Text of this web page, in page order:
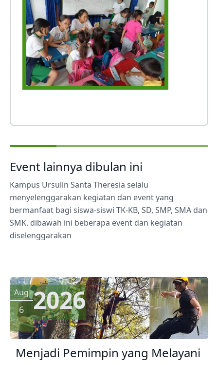
Event lainnya dibulan ini
Kampus Ursulin Santa Theresia selalu
menyelenggarakan kegiatan dan event yang
bermanfaat bagi siswa-siswi TK-KB, SD, SMP, SMA dan
SMK. dibawah ini beberapa event dan kegiatan
diselenggarakan
Aug
6 2026
Menjadi Pemimpin yang Melayani